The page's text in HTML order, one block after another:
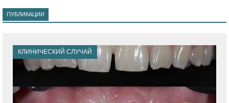
ПУБЛИКАЦИИ
КЛИНИЧЕСКИЙ СЛУЧАЙ